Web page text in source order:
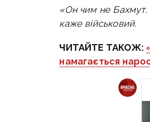
«Он чим не
каже військовий.
ЧИТАЙТЕ ТАКОЖ:
намагається